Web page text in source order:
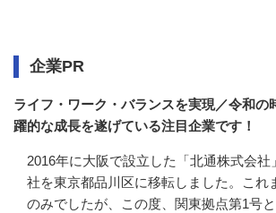
企業PR
ライフ・ワーク・バランスを実現／令和の
躍的な成長を遂げている注目企業です！
2016年に大阪で設立した「北通株式会社
社を東京都品川区に移転しました。これ
のみでしたが、この度、関東拠点第1号